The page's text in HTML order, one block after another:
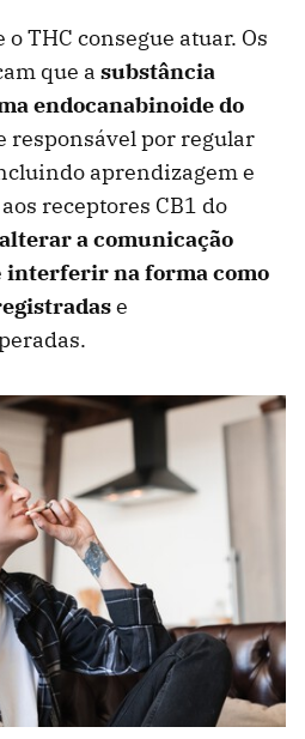
THC consegue atuar. Os
que a substância
endocanabinoide do
responsável por regular
aprendizagem e
receptores CB1 do
alterar a comunicação
interferir na forma como
e